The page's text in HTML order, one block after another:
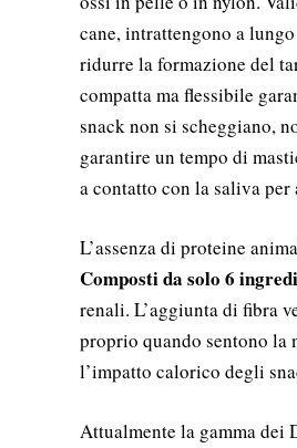
cane, intrattengono a
ridurre la formazione del
compatta ma flessibile
snack non si scheggiano,
garantire un tempo di
a contatto con la saliva
L’assenza di proteine
Composti da solo 6
renali. L’aggiunta di fibra
proprio quando sentono la
l’impatto calorico degli
Attualmente la gamma dei